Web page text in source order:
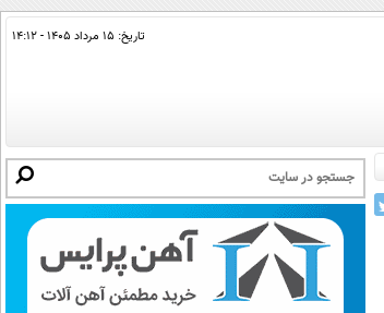
تاریخ: ۱۵ مرداد ۱۴۰۵ - ۱۴:۱۲